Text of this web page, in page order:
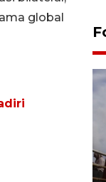
global